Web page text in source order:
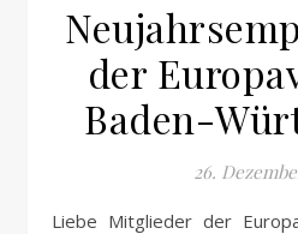
der
Baden-
26.
Liebe Mitglieder der Europa-Union Stuttgart, der